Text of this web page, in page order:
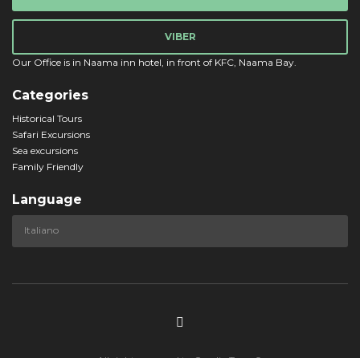
VIBER
Our Office is in Naama inn hotel, in front of KFC, Naama Bay.
Categories
Historical Tours
Safari Excursions
Sea excursions
Family Friendly
Language